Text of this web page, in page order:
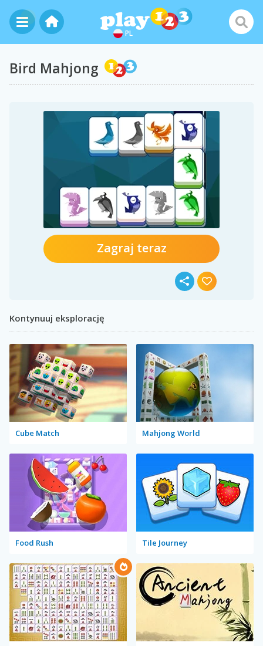
PL
Bird Mahjong
Zagraj teraz
Kontynuuj eksplorację
Cube Match Mahjong World
Food Rush Tile Journey